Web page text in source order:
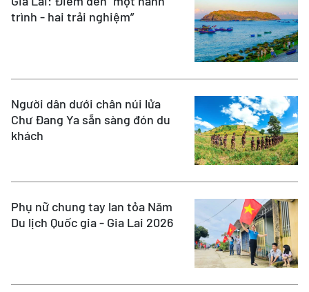
trình - hai trải nghiệm”
Người dân dưới chân núi lửa
Chư Đang Ya sẵn sàng đón du
khách
Phụ nữ chung tay lan tỏa Năm
Du lịch Quốc gia - Gia Lai 2026